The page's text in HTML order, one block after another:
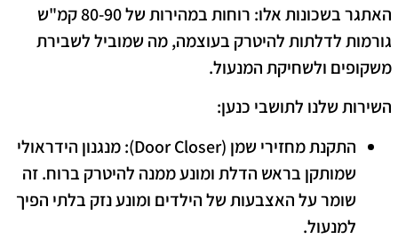
האתגר בשכונות אלו:
רוחות במהירות של 80-90 קמ"ש
גורמות לדלתות להיטרק בעוצמה, מה שמוביל לשבירת
משקופים ולשחיקת המנעול.
השירות שלנו לתושבי כנען:
התקנת מחזירי שמן (Door Closer):
מנגנון הידראולי
שמותקן בראש הדלת ומונע ממנה להיטרק ברוח. זה
שומר על האצבעות של הילדים ומונע נזק בלתי הפיך
למנעול.